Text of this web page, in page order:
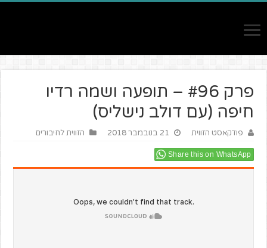
פרק #96 – תופעה ושמה רדיו
חיפה (עם דולב נישליס)
פודקאסט הזווית 21 בנובמבר 2018 הזווית לחיבורים
Share this on WhatsApp